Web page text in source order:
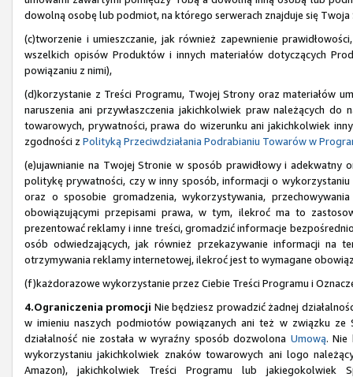
dowolną osobę lub podmiot, na którego serwerach znajduje się
(c)tworzenie i umieszczanie, jak również zapewnienie
wszelkich opisów Produktów i innych materiałów dotyczących
powiązaniu z nimi),
(d)korzystanie z Treści Programu, Twojej Strony oraz materiałów
naruszenia ani przywłaszczenia jakichkolwiek praw należących
towarowych, prywatności, prawa do wizerunku ani jakichkolwiek
zgodności z Polityką Przeciwdziałania Podrabianiu Towarów w
(e)ujawnianie na Twojej Stronie w sposób prawidłowy i adekwatny
politykę prywatności, czy w inny sposób, informacji o
oraz o sposobie gromadzenia, wykorzystywania,
obowiązującymi przepisami prawa, w tym, ilekroć ma to
prezentować reklamy i inne treści, gromadzić informacje
osób odwiedzających, jak również przekazywanie informacji na
otrzymywania reklamy internetowej, ilekroć jest to wymagane
(f)każdorazowe wykorzystanie przez Ciebie Treści Programu i
4.Ograniczenia promocji Nie będziesz prowadzić żadnej
w imieniu naszych podmiotów powiązanych ani też w związku ze
działalność nie została w wyraźny sposób dozwolona Umową. Nie
wykorzystaniu jakichkolwiek znaków towarowych ani logo
Amazon), jakichkolwiek Treści Programu lub jakiegokolwiek